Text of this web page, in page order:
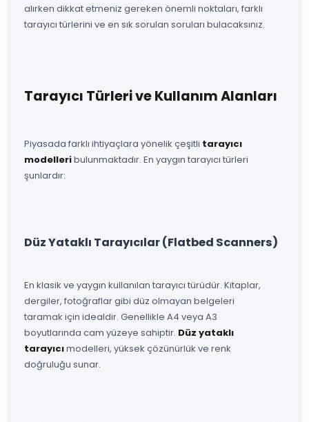
alırken dikkat etmeniz gereken önemli noktaları, farklı
tarayıcı türlerini ve en sık sorulan soruları bulacaksınız.
Tarayıcı Türleri ve Kullanım Alanları
Piyasada farklı ihtiyaçlara yönelik çeşitli tarayıcı
modelleribulunmaktadır. En yaygın tarayıcı türleri
şunlardır:
Düz Yataklı Tarayıcılar (Flatbed Scanners)
En klasik ve yaygın kullanılan tarayıcı türüdür. Kitaplar,
dergiler, fotoğraflar gibi düz olmayan belgeleri
taramak için idealdir. Genellikle A4 veya A3
boyutlarında cam yüzeye sahiptir. Düz yataklı
tarayıcımodelleri, yüksek çözünürlük ve renk
doğruluğu sunar.